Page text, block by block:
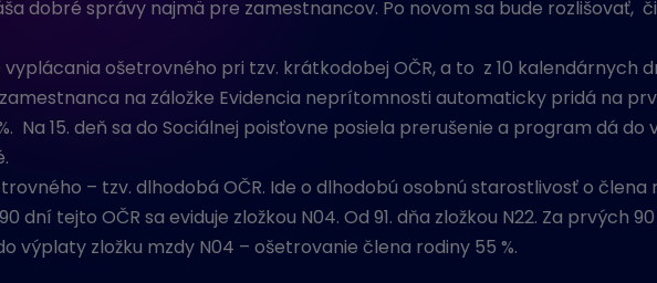
dobré správy najmä pre zamestnancov. Po novom sa bude rozlišovať,
vyplácania ošetrovného pri tzv. krátkodobej OČR, a to z 10 kalendárnych
na záložke Evidencia neprítomnosti automaticky pridá na
Na 15. deň sa do Sociálnej poisťovne posiela prerušenie a program dá do
– tzv. dlhodobá OČR. Ide o dlhodobú osobnú starostlivosť o člena
tejto OČR sa eviduje zložkou N04. Od 91. dňa zložkou N22. Za prvých
výplaty zložku mzdy N04 – ošetrovanie člena rodiny 55 %.